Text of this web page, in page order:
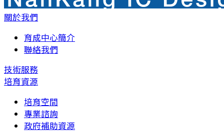
關於我們
育成中心簡介
聯絡我們
技術服務
培育資源
培育空間
專業諮詢
政府補助資源